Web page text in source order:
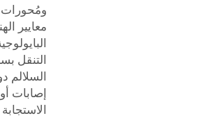
معايير
التنقل
السلالم
إصابات